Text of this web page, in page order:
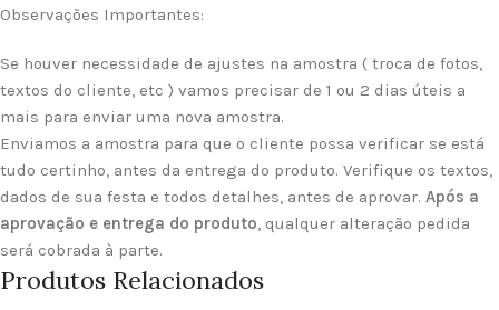
Observações Importantes:
Se houver necessidade de ajustes na amostra ( troca de fotos,
textos do cliente, etc ) vamos precisar de 1 ou 2 dias úteis a
mais para enviar uma nova amostra.
Enviamos a amostra para que o cliente possa verificar se está
tudo certinho, antes da entrega do produto. Verifique os textos,
dados de sua festa e todos detalhes, antes de aprovar. Após a
aprovação e entrega do produto , qualquer alteração pedida
será cobrada à parte.
Produtos Relacionados